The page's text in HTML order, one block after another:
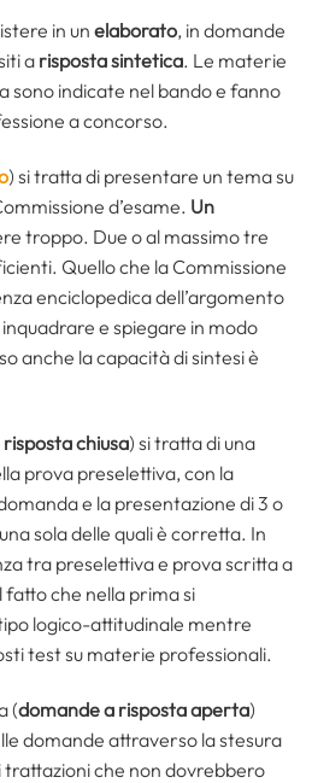
in un elaborato, in domande
arisposta sintetica. Le materie
sono indicate nel bando e fanno
a concorso.
) si tratta di presentare un tema su
d’esame. Un
troppo. Due o al massimo tre
Quello che la Commissione
enciclopedica dell’argomento
e spiegare in modo
anche la capacità di sintesi è
chiusa) si tratta di una
prova preselettiva, con la
e la presentazione di 3 o
sola delle quali è corretta. In
tra preselettiva e prova scritta a
fatto che nella prima si
logico-attitudinale mentre
test su materie professionali.
(domande a risposta aperta)
domande attraverso la stesura
trattazioni che non dovrebbero